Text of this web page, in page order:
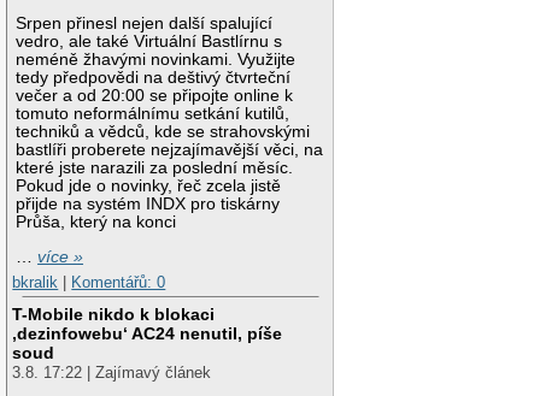
Srpen přinesl nejen další spalující
vedro, ale také Virtuální Bastlírnu s
neméně žhavými novinkami. Využijte
tedy předpovědi na deštivý čtvrteční
večer a od 20:00 se připojte online k
tomuto neformálnímu setkání kutilů,
techniků a vědců, kde se strahovskými
bastlíři proberete nejzajímavější věci, na
které jste narazili za poslední měsíc.
Pokud jde o novinky, řeč zcela jistě
přijde na systém INDX pro tiskárny
Průša, který na konci
…více »
bkralik
Komentářů: 0
T-Mobile nikdo k blokaci
‚dezinfowebu‘ AC24 nenutil, píše
soud
3.8. 17:22 | Zajímavý článek